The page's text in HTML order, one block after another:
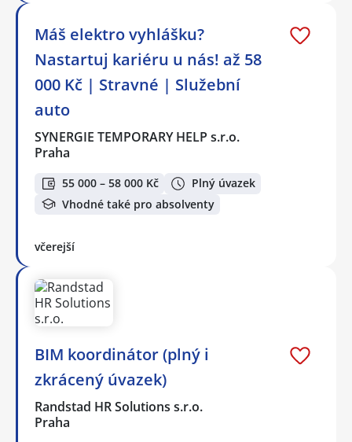
Máš elektro vyhlášku?
Nastartuj kariéru u nás! až 58
000 Kč | Stravné | Služební
auto
SYNERGIE TEMPORARY HELP s.r.o.
Praha
55 000 – 58 000 Kč
Plný úvazek
Vhodné také pro absolventy
včerejší
BIM koordinátor (plný i
zkrácený úvazek)
Randstad HR Solutions s.r.o.
Praha